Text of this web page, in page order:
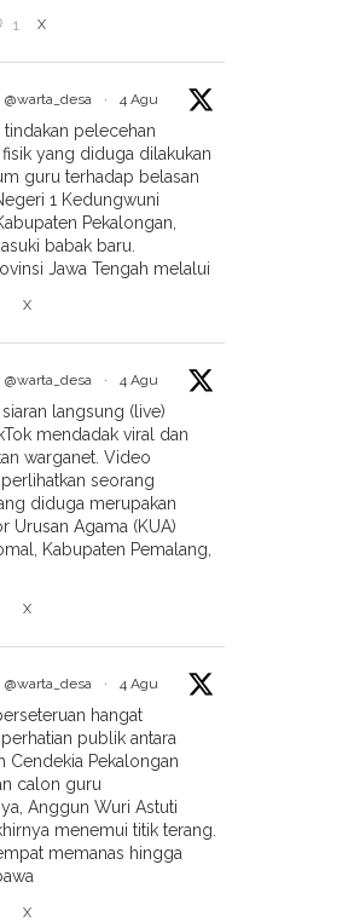
1 X
@warta_desa · 4 Agu
tindakan pelecehan
yang diduga dilakukan
guru terhadap belasan
1 Kedungwuni
Pekalongan,
babak baru.
Jawa Tengah melalui
X
@warta_desa · 4 Agu
langsung (live)
mendadak viral dan
warganet. Video
seorang
diduga merupakan
Urusan Agama (KUA)
Kabupaten Pemalang,
X
@warta_desa · 4 Agu
hangat
publik antara
Cendekia Pekalongan
calon guru
Anggun Wuri Astuti
menemui titik terang.
memanas hingga
X